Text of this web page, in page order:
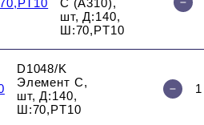
шт, Д:140,
Ш:70,PT10
D1048/K
Элемент C,
шт, Д:140,
Ш:70,PT10